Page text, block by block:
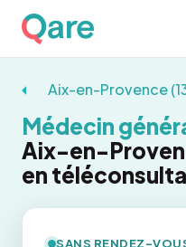
Aix-en-Provence
Médecin
Aix-en-
en
SANS RENDEZ-